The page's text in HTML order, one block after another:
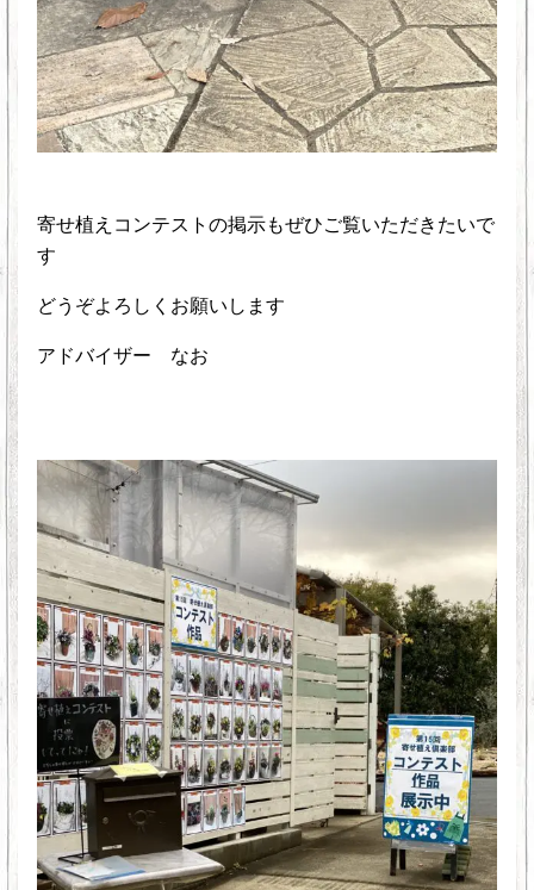
寄せ植えコンテストの掲示もぜひご覧いただきたいで
す
どうぞよろしくお願いします
アドバイザー なお